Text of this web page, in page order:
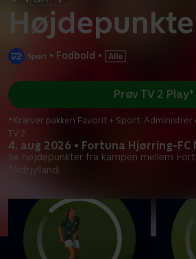
• Fodbold •
4. aug 2026 • Fortuna Hjørring-
Se højdepunkter fra kampen mellem
Midtjylland.
Prøv TV 2 Play*
*Kræver pakken Favorit + Sport.
TV 2.